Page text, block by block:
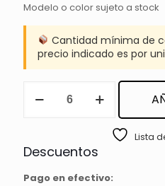
Modelo o color sujeto a stock
Cantidad mínima de
precio indicado es por
Lista
Descuentos
Pago en efectivo: